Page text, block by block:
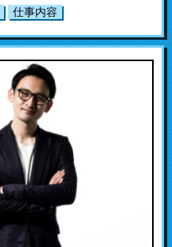
仕事内容